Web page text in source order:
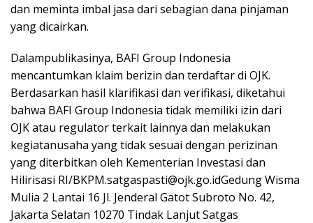
dan meminta imbal jasa dari sebagian dana pinjaman
yang dicairkan.
Dalampublikasinya, BAFI Group Indonesia
mencantumkan klaim berizin dan terdaftar di OJK.
Berdasarkan hasil klarifikasi dan verifikasi, diketahui
bahwa BAFI Group Indonesia tidak memiliki izin dari
OJK atau regulator terkait lainnya dan melakukan
kegiatanusaha yang tidak sesuai dengan perizinan
yang diterbitkan oleh Kementerian Investasi dan
Hilirisasi RI/BKPM.satgaspasti@ojk.go.idGedung Wisma
Mulia 2 Lantai 16 Jl. Jenderal Gatot Subroto No. 42,
Jakarta Selatan 10270 Tindak Lanjut Satgas